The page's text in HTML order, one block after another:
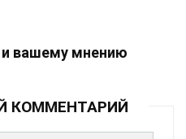
вашему мнению
КОММЕНТАРИЙ